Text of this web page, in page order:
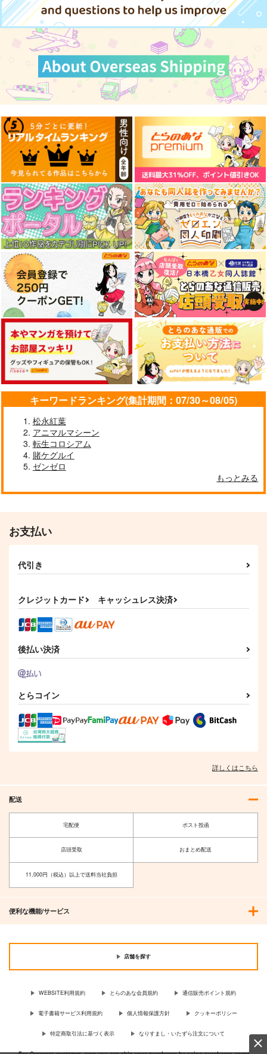
コミケ童話の裏話総集
編4
おのでら総本舗
1,540円（税込）
オリジナル メロス
サンプル
カート
黒白のアヴェスター 4
神座万象・第十四機
関
3,144 円
オリジナル
サンプル
カート
金タマを捻挫した話。
アルティメット
さくら研究室
1,100円 （税込）
オリジナル
作者
パイセン
サンプル
カート
神様の乗車券１
70年式悠久機関
2,970 円 （税込）
オリジナル
サンプル
≪新刊発売記念
≫【B5アクリルボー
ド】艶娘幻夢譚
T2 ART WORKS
オリジナル
黒白のアヴェスター 2
神座万象・第十四機
黒白のアヴェスター 1
神座万象・第十四機
2,178円 （税込）
オリジナル
サンプル
サンプル
作品詳細
サンプル
作品詳細
サンプル
作品詳細
ぽに子の食レポごはん
図鑑
なぐもカレー部
2,200円（税込）
サンプル
作品詳細
キーワードランキング(集計期間：07/30～08/05)
松永紅葉
アニマルマシーン
転生コロシアム
賭ケグルイ
ゼンゼロ
もっとみる
お支払い
代引き
クレジットカード キャッシュレス決済
後払い決済
とらコイン
詳しくはこちら
配送
宅配便 ポスト投函
店頭受取 おまとめ配送
11,000円（税込）以上で送料当社負担
便利な機能/サービス
店舗を探す
WEBSITE利用規約 とらのあな会員規約 通信販売ポイント規約
電子書籍サービス利用規約 個人情報保護方針 クッキーポリシー
特定商取引法に基づく表示 なりすまし・いたずら注文について